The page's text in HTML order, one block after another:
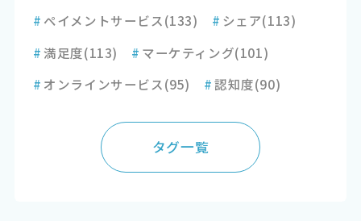
# ペイメントサービス(133) # シェア(113)
#満足度(113) # マーケティング(101)
# オンラインサービス(95) #認知度(90)
タグ一覧